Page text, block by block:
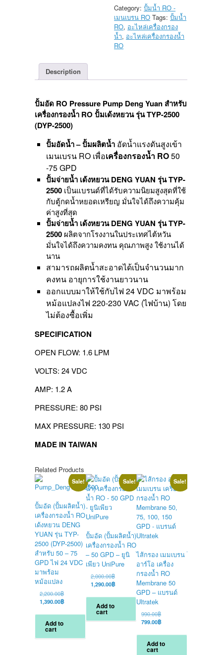
DENG
YUAN
สำหรับ
เครื่อง
กรอง
75
เครื่อง
กรอง
น้ำ
ปั้ม
เด้ง
หยวน
TYP-
2500
(DYP-
2500)
quantity
Category:ปั้มน้ำ RO -
เมนเบรน RO Tags:ปั้มน้ำ
RO, อะไหล่เครื่องกรอง
น้ำ, อะไหล่เครื่องกรองน้ำ
RO
Description
ปั้มอัด RO Pressure Pump Deng Yuan สำหรับ
เครื่องกรองน้ำ RO ปั้มเด้งหยวน รุ่น TYP-2500
(DYP-2500)
ปั้มอัดน้ำ – ปั้มผลิตน้ำ อัดน้ำแรงดันสูงเข้า
เมนเบรน RO เพื่อเครื่องกรองน้ำ RO50
-75 GPD
ปั้มจ่ายน้ำ เด้งหยวน DENG YUAN รุ่น TYP-
2500เป็นแบรนด์ที่ได้รับความนิยมสูงสุดที่ใช้
กับตู้กดน้ำหยอดเหรียญ มั่นใจได้ถึงความคุ้ม
ค่าสูงที่สุด
ปั้มจ่ายน้ำ เด้งหยวน DENG YUAN รุ่น TYP-
2500ผลิตจากโรงงานในประเทศไต้หวัน
มั่นใจได้ถึงความคงทน คุณภาพสูง ใช้งานได้
นาน
สามารถผลิตน้ำสะอาดได้เป็นจำนวนมาก
คงทน อายุการใช้งานยาวนาน
ออกแบบมาให้ใช้กับไฟ 24 VDC มาพร้อม
หม้อแปลงไฟ 220-230 VAC (ไฟบ้าน) โดย
ไม่ต้องซื้อเพิ่ม
SPECIFICATION
OPEN FLOW: 1.6 LPM
VOLTS: 24 VDC
AMP: 1.2 A
PRESSURE: 80 PSI
MAX PRESSURE: 130 PSI
MADE IN TAIWAN
Related Products
Sale!
ปั้มอัด (ปั้มผลิตน้ำ)
เครื่องกรองน้ำ RO
เด้งหยวน DENG
YUAN รุ่น TYP-
2500 (DYP-2500)
สำหรับ 50 – 75
GPD ไฟ 24 VDC
มาพร้อม
หม้อแปลง
2,200.00฿
2,200.00฿.
1,390.00฿
is:
1,390.00฿.
Add to
cart
Sale!
ปั้มอัด (ปั้มผลิตน้ำ)
เครื่องกรองน้ำ RO
– 50 GPD – ยูนิ
เพียว UniPure
2,000.00฿
2,000.00฿.
1,290.00฿
is:
1,290.00฿.
Add to
cart
Sale!
ไส้กรอง เมมเบรน
อาร์โอ เครื่อง
กรองน้ำ RO
Membrane 50
GPD – แบรนด์
Ultratek
990.00฿
990.00฿.
799.00฿
is:
799.00฿.
Add to
cart
ไส้กรอง อา